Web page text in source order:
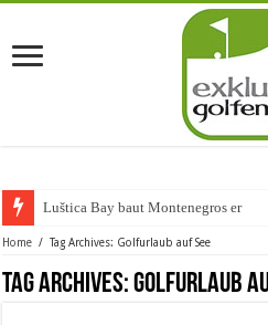
Luštica Bay baut Montenegros erste G
Home / Tag Archives: Golfurlaub auf See
Tag Archives:Golfurlaub